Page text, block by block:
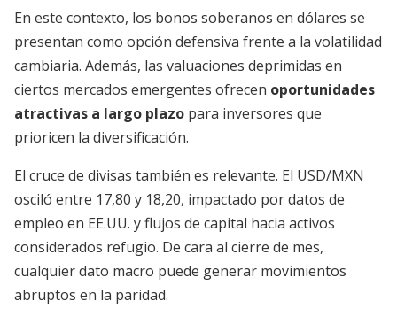
En este contexto, los bonos soberanos en dólares se
presentan como opción defensiva frente a la volatilidad
cambiaria. Además, las valuaciones deprimidas en
ciertos mercados emergentes ofrecen oportunidades
atractivas a largo plazo para inversores que
prioricen la diversificación.
El cruce de divisas también es relevante. El USD/MXN
osciló entre 17,80 y 18,20, impactado por datos de
empleo en EE.UU. y flujos de capital hacia activos
considerados refugio. De cara al cierre de mes,
cualquier dato macro puede generar movimientos
abruptos en la paridad.